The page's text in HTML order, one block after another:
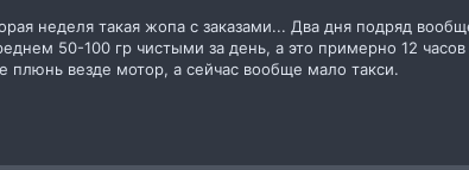
неделя такая жопа с заказами... Два дня подряд
50-100 гр чистыми за день, а это примерно 12
плюнь везде мотор, а сейчас вообще мало такси.